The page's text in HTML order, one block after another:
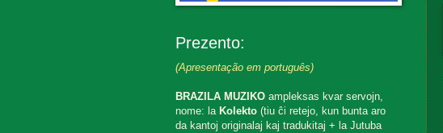
Prezento:
(Apresentação em português)
BRAZILA MUZIKOampleksas kvar servojn,
nome: la Kolekto(tiu ĉi retejo, kun bunta aro
da kantoj originalaj kaj tradukitaj + la Jutuba